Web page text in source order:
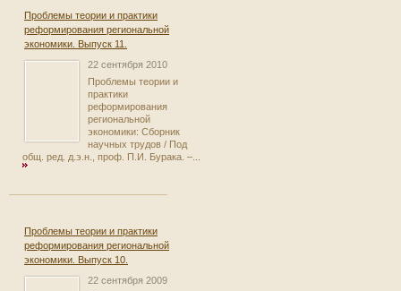
Проблемы теории и практики
реформирования региональной
экономики. Выпуск 11.
22 сентября 2010
Проблемы теории и
практики
реформирования
региональной
экономики: Сборник
научных трудов / Под
общ. ред. д.э.н., проф. П.И. Бурака. –...
Проблемы теории и практики
реформирования региональной
экономики. Выпуск 10.
22 сентября 2009